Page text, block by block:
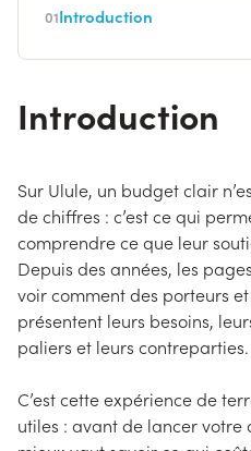
01Introduction
Introduction
Sur Ulule, un budget clair
de chiffres : c’est ce qui
comprendre ce que leur
Depuis des années, les
voir comment des porteurs
présentent leurs besoins,
paliers et leurs contreparties.
C’est cette expérience de
utiles : avant de lancer